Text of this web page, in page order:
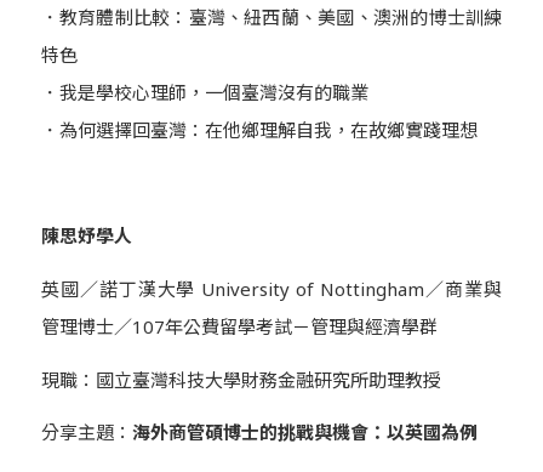
．教育體制比較：臺灣、紐西蘭、美國、澳洲的博士訓練
特色
．我是學校心理師，一個臺灣沒有的職業
．為何選擇回臺灣：在他鄉理解自我，在故鄉實踐理想
陳思妤學人
英國／諾丁漢大學 University of Nottingham ／商業與
管理博士／107年公費留學考試－管理與經濟學群
現職：國立臺灣科技大學財務金融研究所助理教授
分享主題： 海外商管碩博士的挑戰與機會：以英國為例